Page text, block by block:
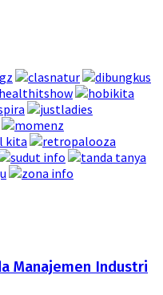
Manajemen Industri